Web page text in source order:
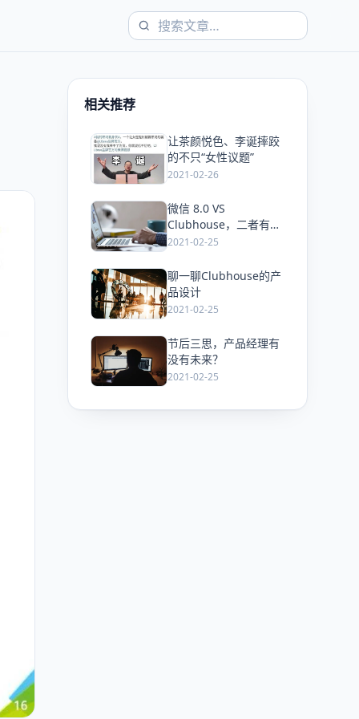
相关推荐
爱
让茶颜悦色、李诞摔跤
的不只“女性议题”
2021-02-26
爱
微信 8.0 VS
Clubhouse，二者有哪
些产品共通点？
2021-02-25
爱
聊一聊Clubhouse的产
品设计
2021-02-25
爱
节后三思，产品经理有
没有未来？
2021-02-25